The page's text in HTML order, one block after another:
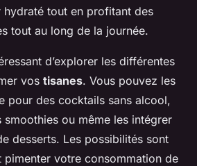
hydraté tout en profitant des
tout au long de la journée.
d’explorer les différentes
vos tisanes. Vous pouvez les
pour des cocktails sans alcool,
smoothies ou même les intégrer
desserts. Les possibilités sont
pimenter votre consommation de